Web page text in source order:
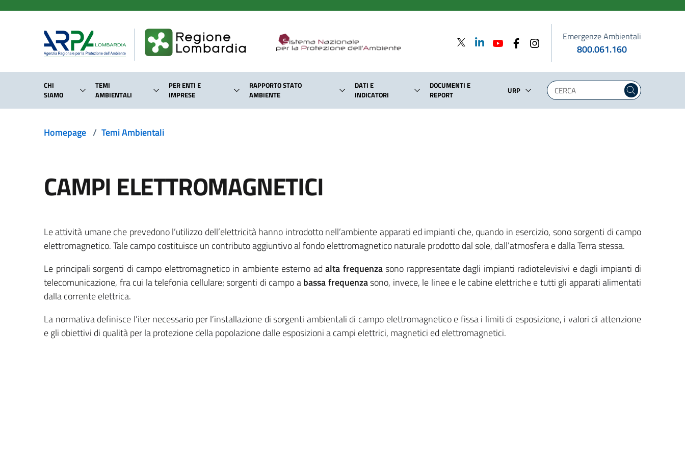
Emergenze Ambientali
800.061.160
CHI
SIAMO
TEMI
AMBIENTALI
PER ENTI E
IMPRESE
RAPPORTO STATO
AMBIENTE
DATI E
INDICATORI
DOCUMENTI E
REPORT
URP
Homepage / Temi Ambientali
CAMPI ELETTROMAGNETICI
Le attività umane che prevedono l’utilizzo dell’elettricità hanno introdotto nell’ambiente apparati ed impianti che, quando in esercizio, sono sorgenti di campo
elettromagnetico. Tale campo costituisce un contributo aggiuntivo al fondo elettromagnetico naturale prodotto dal sole, dall’atmosfera e dalla Terra stessa.
Le principali sorgenti di campo elettromagnetico in ambiente esterno ad alta frequenzasono rappresentate dagli impianti radiotelevisivi e dagli impianti di
telecomunicazione, fra cui la telefonia cellulare; sorgenti di campo abassa frequenzasono, invece, le linee e le cabine elettriche e tutti gli apparati alimentati
dalla corrente elettrica.
La normativa definisce l’iter necessario per l’installazione di sorgenti ambientali di campo elettromagnetico e fissa i limiti di esposizione, i valori di attenzione
e gli obiettivi di qualità per la protezione della popolazione dalle esposizioni a campi elettrici, magnetici ed elettromagnetici.